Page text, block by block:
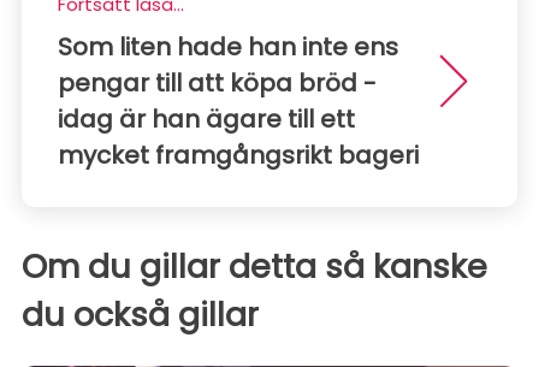
Som liten hade han inte ens
pengar till att köpa bröd -
idag är han ägare till ett
mycket framgångsrikt bageri
Om du gillar detta så kanske
du också gillar